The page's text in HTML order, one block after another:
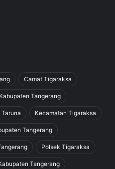
Camat Tigaraksa
Kabupaten Tangerang
Taruna Kecamatan Tigaraksa
Tangerang
Polsek Tigaraksa
Tangerang